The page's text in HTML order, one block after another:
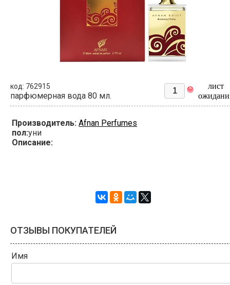
код: 762915
парфюмерная вода 80 мл.
лист
Производитель: Afnan Perfumes
пол:уни
Описание:
ОТЗЫВЫ ПОКУПАТЕЛЕЙ
Имя